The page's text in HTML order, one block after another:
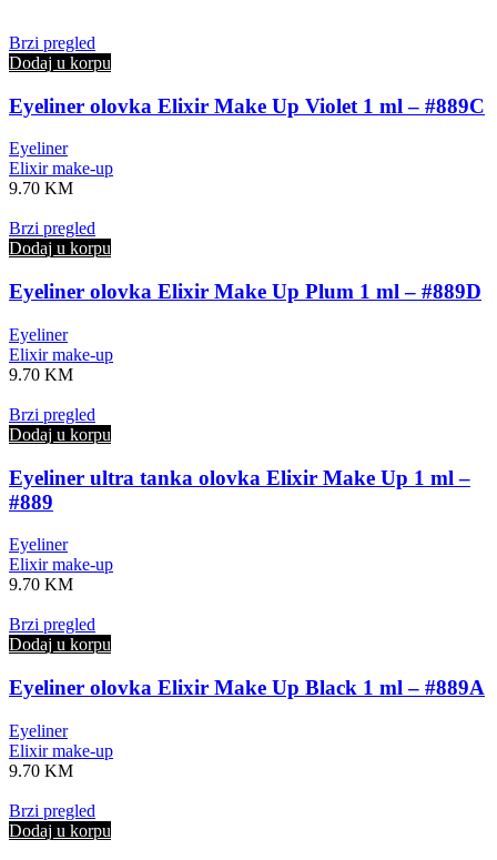
Brzi pregled
Dodaj u korpu
Eyeliner olovka Elixir Make Up Violet 1 ml – #889C
Eyeliner
Elixir make-up
9.70 KM
Brzi pregled
Dodaj u korpu
Eyeliner olovka Elixir Make Up Plum 1 ml – #889D
Eyeliner
Elixir make-up
9.70 KM
Brzi pregled
Dodaj u korpu
Eyeliner ultra tanka olovka Elixir Make Up 1 ml –
#889
Eyeliner
Elixir make-up
9.70 KM
Brzi pregled
Dodaj u korpu
Eyeliner olovka Elixir Make Up Black 1 ml – #889A
Eyeliner
Elixir make-up
9.70 KM
Brzi pregled
Dodaj u korpu